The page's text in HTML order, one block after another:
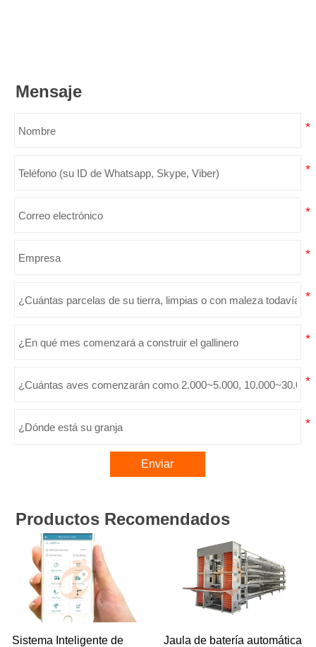
Mensaje
Enviar
Productos Recomendados
Sistema Inteligente de
Jaula de batería automática